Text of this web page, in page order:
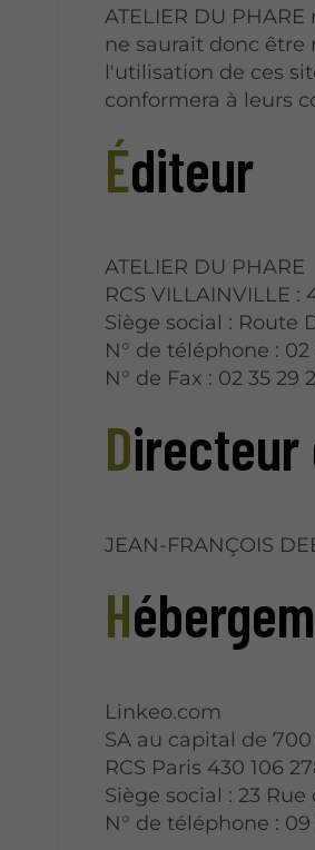
ATELIER DU
ne saurait donc être
l'utilisation de ces
conformera à leurs
Éditeur
ATELIER DU PHARE
RCS VILLAINVILLE :
Siège social : Route
N° de téléphone : 02
N° de Fax : 02 35 29
JEAN-FRANÇOIS
Linkeo.com
SA au capital de
RCS Paris 430 106
Siège social : 23
N° de téléphone : 09